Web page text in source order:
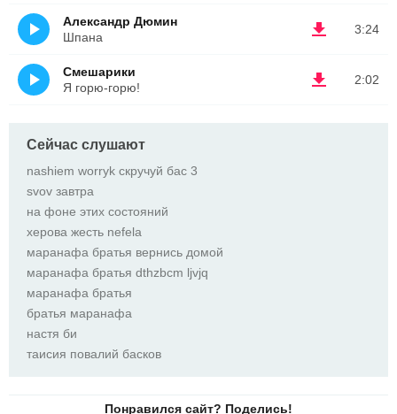
3:24
Александр Дюмин
Шпана
2:02
Смешарики
Я горю-горю!
Сейчас слушают
nashiem worryk скручуй бас 3
svov завтра
на фоне этих состояний
херова жесть nefela
маранафа братья вернись домой
маранафа братья dthzbcm ljvjq
маранафа братья
братья маранафа
настя би
таисия повалий басков